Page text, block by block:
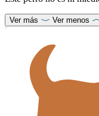
Ver más Ver menos